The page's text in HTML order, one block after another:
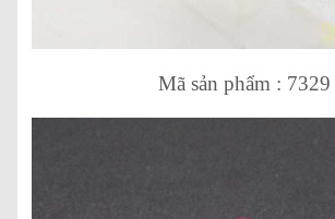
Mã sản phẩm : 7329